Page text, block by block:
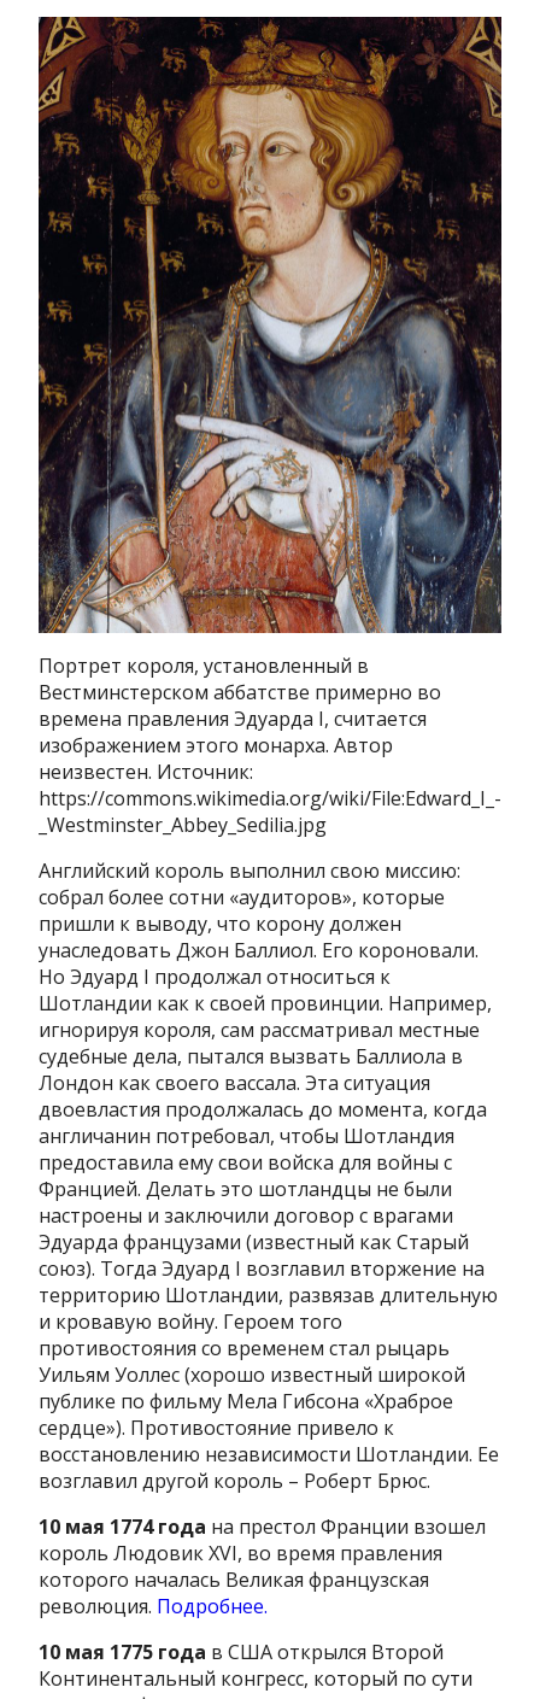
Портрет короля, установленный в
Вестминстерском аббатстве примерно во
времена правления Эдуарда I, считается
изображением этого монарха. Автор
неизвестен. Источник:
https://commons.wikimedia.org/wiki/File:Edward_I_-
_Westminster_Abbey_Sedilia.jpg
Английский король выполнил свою миссию:
собрал более сотни «аудиторов», которые
пришли к выводу, что корону должен
унаследовать Джон Баллиол. Его короновали.
Но Эдуард I продолжал относиться к
Шотландии как к своей провинции. Например,
игнорируя короля, сам рассматривал местные
судебные дела, пытался вызвать Баллиола в
Лондон как своего вассала. Эта ситуация
двоевластия продолжалась до момента, когда
англичанин потребовал, чтобы Шотландия
предоставила ему свои войска для войны с
Францией. Делать это шотландцы не были
настроены и заключили договор с врагами
Эдуарда французами (известный как Старый
союз). Тогда Эдуард I возглавил вторжение на
территорию Шотландии, развязав длительную
и кровавую войну. Героем того
противостояния со временем стал рыцарь
Уильям Уоллес (хорошо известный широкой
публике по фильму Мела Гибсона «Храброе
сердце»). Противостояние привело к
восстановлению независимости Шотландии. Ее
возглавил другой король – Роберт Брюс.
10 мая 1774 года на престол Франции взошел
король Людовик XVI, во время правления
которого началась Великая французская
революция. Подробнее.
10 мая 1775 года в США открылся Второй
Континентальный конгресс, который по сути